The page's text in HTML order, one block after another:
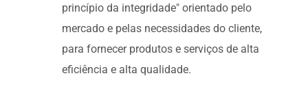
princípio da integridade" orientado pelo
mercado e pelas necessidades do cliente,
para fornecer produtos e serviços de alta
eficiência e alta qualidade.